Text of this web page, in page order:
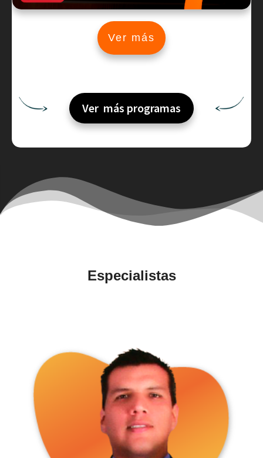
Ver más
Ver más programas
Especialistas